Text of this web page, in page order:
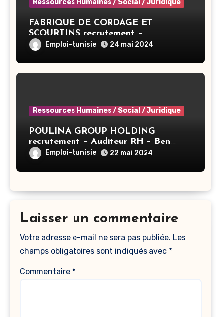
Ressources Humaines / Social / Juridique
FABRIQUE DE CORDAGE ET
SCOURTINS recrutement –
Responsable RH – Ben Arous
Emploi-tunisie 24 mai 2024
Ressources Humaines / Social / Juridique
POULINA GROUP HOLDING
recrutement – Auditeur RH – Ben
ArousEmploi-tunisie 22 mai 2024
Laisser un commentaire
Votre adresse e-mail ne sera pas publiée. Les
champs obligatoires sont indiqués avec *
Commentaire *